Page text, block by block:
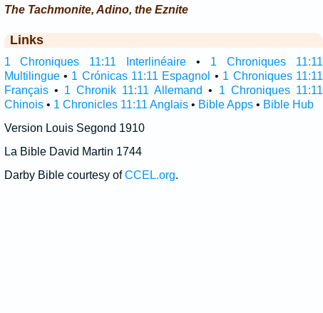
The Tachmonite, Adino, the Eznite
Links
1 Chroniques 11:11 Interlinéaire • 1 Chroniques 11:11
Multilingue• 1 Crónicas 11:11 Espagnol • 1 Chroniques 11:11
Français• 1 Chronik 11:11 Allemand • 1 Chroniques 11:11
Chinois• 1 Chronicles 11:11 Anglais• Bible Apps• Bible Hub
Version Louis Segond 1910
La Bible David Martin 1744
Darby Bible courtesy ofCCEL.org.